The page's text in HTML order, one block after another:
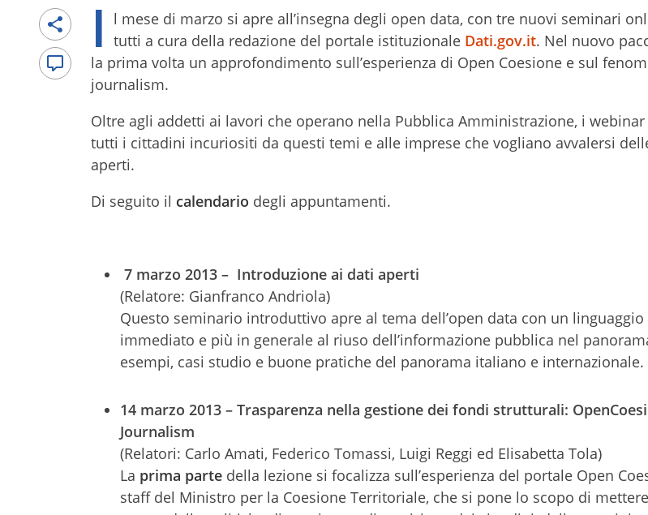
I
l mese di marzo si apre all’insegna degli open data, con tre nuovi seminari
tutti a cura della redazione del portale istituzionale Dati.gov.it. Nel nuovo
la prima volta un approfondimento sull’esperienza di Open Coesione e sul
journalism.
Oltre agli addetti ai lavori che operano nella Pubblica Amministrazione, i
tutti i cittadini incuriositi da questi temi e alle imprese che vogliano avvalersi
aperti.
Di seguito il calendario degli appuntamenti.
7 marzo 2013 – Introduzione ai dati aperti
(Relatore: Gianfranco Andriola)
Questo seminario introduttivo apre al tema dell’open data con un
immediato e più in generale al riuso dell’informazione pubblica nel
esempi, casi studio e buone pratiche del panorama italiano e internazionale.
14 marzo 2013 – Trasparenza nella gestione dei fondi strutturali:
Journalism
(Relatori: Carlo Amati, Federico Tomassi, Luigi Reggi ed Elisabetta Tola)
La prima parte della lezione si focalizza sull’esperienza del portale Open
staff del Ministro per la Coesione Territoriale, che si pone lo scopo di